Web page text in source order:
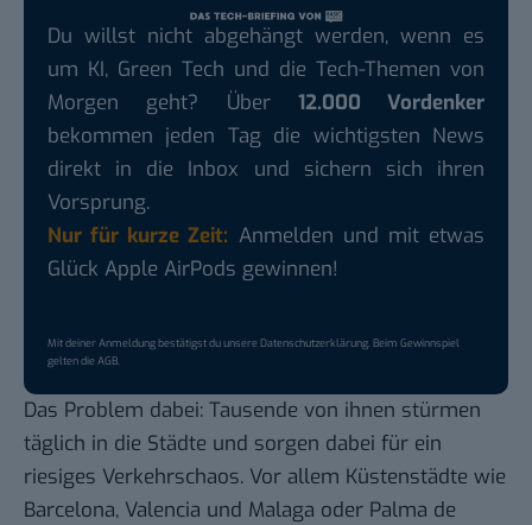
Du willst nicht abgehängt werden, wenn es
um KI, Green Tech und die Tech-Themen von
Morgen geht? Über 12.000 Vordenker
bekommen jeden Tag die wichtigsten News
direkt in die Inbox und sichern sich ihren
Vorsprung.
Nur für kurze Zeit: Anmelden und mit etwas
Glück Apple AirPods gewinnen!
Mit deiner Anmeldung bestätigst du unsereDatenschutzerklärung. Beim Gewinnspiel
gelten dieAGB.
Das Problem dabei: Tausende von ihnen stürmen
täglich in die Städte und sorgen dabei für ein
riesiges Verkehrschaos. Vor allem Küstenstädte wie
Barcelona, Valencia und Malaga oder Palma de